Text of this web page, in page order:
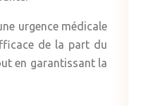
urgence médicale
de la part du
en garantissant la